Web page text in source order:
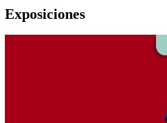
Exposiciones